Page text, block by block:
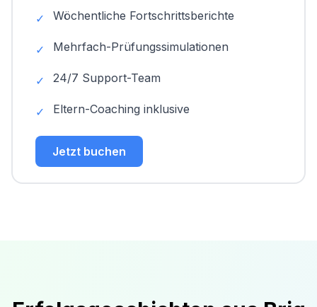
✓ Wöchentliche Fortschrittsberichte
✓ Mehrfach-Prüfungssimulationen
✓ 24/7 Support-Team
✓ Eltern-Coaching inklusive
Jetzt buchen